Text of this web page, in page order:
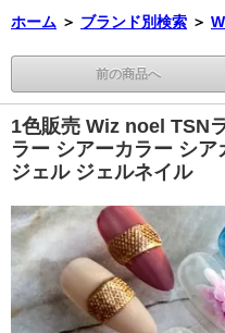
ホーム ＞ ブランド別検索 ＞
前の商品へ
1色販売 Wiz noel TSN
ラー シアーカラー シ
ジェル ジェルネイル